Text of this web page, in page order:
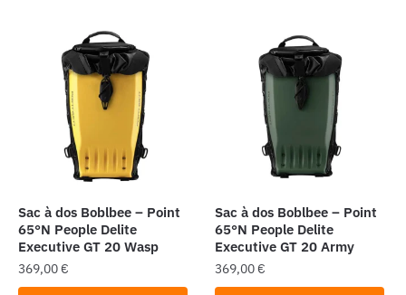
Sac à dos Boblbee – Point
65°N People Delite
Executive GT 20 Wasp
369,00€
Sac à dos Boblbee – Point
65°N People Delite
Executive GT 20 Army
369,00€